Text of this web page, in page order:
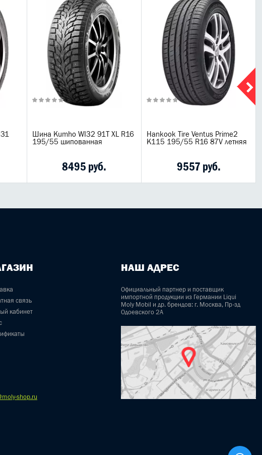
Шина Kumho WI32 91T XL R16
195/55 шипованная
8495 руб.
Hankook Tire Ventus Prime2
K115 195/55 R16 87V летняя
9557 руб.
связь
кабинет
НАШ АДРЕС
Официальный партнер и поставщик
импортной продукции из Германии Liqui
Moly Mobil и др. брендов: г. Москва, Пр-зд
Одоевского 2А
shop.ru